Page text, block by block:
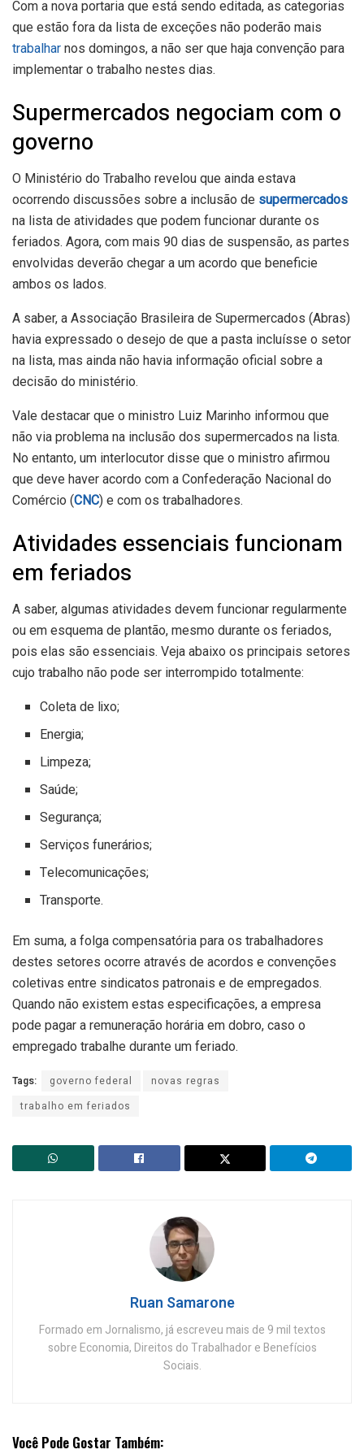
Com a nova portaria que está sendo editada, as categorias
que estão fora da lista de exceções não poderão mais
trabalhar nos domingos, a não ser que haja convenção para
implementar o trabalho nestes dias.
Supermercados negociam com o
governo
O Ministério do Trabalho revelou que ainda estava
ocorrendo discussões sobre a inclusão de supermercados
na lista de atividades que podem funcionar durante os
feriados. Agora, com mais 90 dias de suspensão, as partes
envolvidas deverão chegar a um acordo que beneficie
ambos os lados.
A saber, a Associação Brasileira de Supermercados (Abras)
havia expressado o desejo de que a pasta incluísse o setor
na lista, mas ainda não havia informação oficial sobre a
decisão do ministério.
Vale destacar que o ministro Luiz Marinho informou que
não via problema na inclusão dos supermercados na lista.
No entanto, um interlocutor disse que o ministro afirmou
que deve haver acordo com a Confederação Nacional do
Comércio (CNC) e com os trabalhadores.
Atividades essenciais funcionam
em feriados
A saber, algumas atividades devem funcionar regularmente
ou em esquema de plantão, mesmo durante os feriados,
pois elas são essenciais. Veja abaixo os principais setores
cujo trabalho não pode ser interrompido totalmente:
Coleta de lixo;
Energia;
Limpeza;
Saúde;
Segurança;
Serviços funerários;
Telecomunicações;
Transporte.
Em suma, a folga compensatória para os trabalhadores
destes setores ocorre através de acordos e convenções
coletivas entre sindicatos patronais e de empregados.
Quando não existem estas especificações, a empresa
pode pagar a remuneração horária em dobro, caso o
empregado trabalhe durante um feriado.
Tags: governo federal
novas regras
trabalho em feriados
Ruan Samarone
Formado em Jornalismo, já escreveu mais de 9 mil textos
sobre Economia, Direitos do Trabalhador e Benefícios
Sociais.
Você Pode Gostar Também: